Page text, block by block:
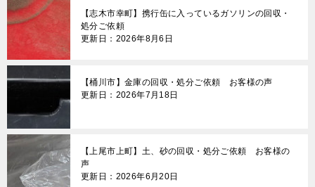
【志木市幸町】携行缶に入っているガソリンの回収・
処分ご依頼
更新日：2026年8月6日
【桶川市】金庫の回収・処分ご依頼 お客様の声
更新日：2026年7月18日
【上尾市上町】土、砂の回収・処分ご依頼 お客様の
声
更新日：2026年6月20日